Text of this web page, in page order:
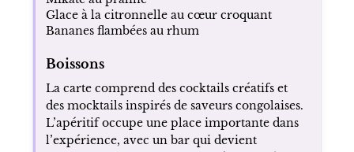
Glace à la citronnelle au cœur croquant
Bananes flambées au rhum
Boissons
La carte comprend des cocktails créatifs et
des mocktails inspirés de saveurs congolaises.
L’apéritif occupe une place importante dans
l’expérience, avec un bar qui devient